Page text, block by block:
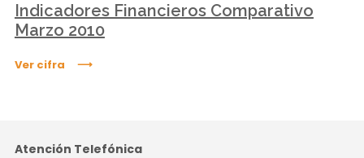
Indicadores Financieros Comparativo
Marzo 2010
Ver cifra
Atención Telefónica